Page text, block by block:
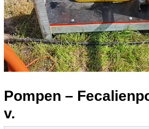
Pompen –
v.